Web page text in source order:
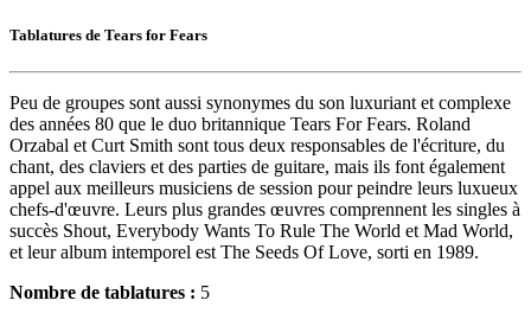
Tablatures de Tears for Fears
Peu de groupes sont aussi synonymes du son luxuriant et complexe
des années 80 que le duo britannique Tears For Fears. Roland
Orzabal et Curt Smith sont tous deux responsables de l'écriture, du
chant, des claviers et des parties de guitare, mais ils font également
appel aux meilleurs musiciens de session pour peindre leurs luxueux
chefs-d'œuvre. Leurs plus grandes œuvres comprennent les singles à
succès Shout, Everybody Wants To Rule The World et Mad World,
et leur album intemporel est The Seeds Of Love, sorti en 1989.
Nombre de tablatures : 5